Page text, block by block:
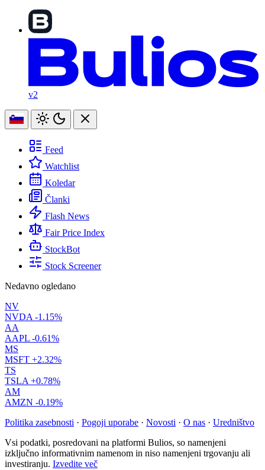
v2
Feed
Watchlist
Koledar
Članki
Flash News
Fair Price Index
StockBot
Stock Screener
Nedavno ogledano
NV
NVDA -1.15%
AA
AAPL -0.61%
MS
MSFT +2.32%
TS
TSLA +0.78%
AM
AMZN -0.19%
Politika zasebnosti · Pogoji uporabe · Novosti · O nas · Uredništvo
Vsi podatki, posredovani na platformi Bulios, so namenjeni
izključno informativnim namenom in niso namenjeni trgovanju ali
investiranju. Izvedite več